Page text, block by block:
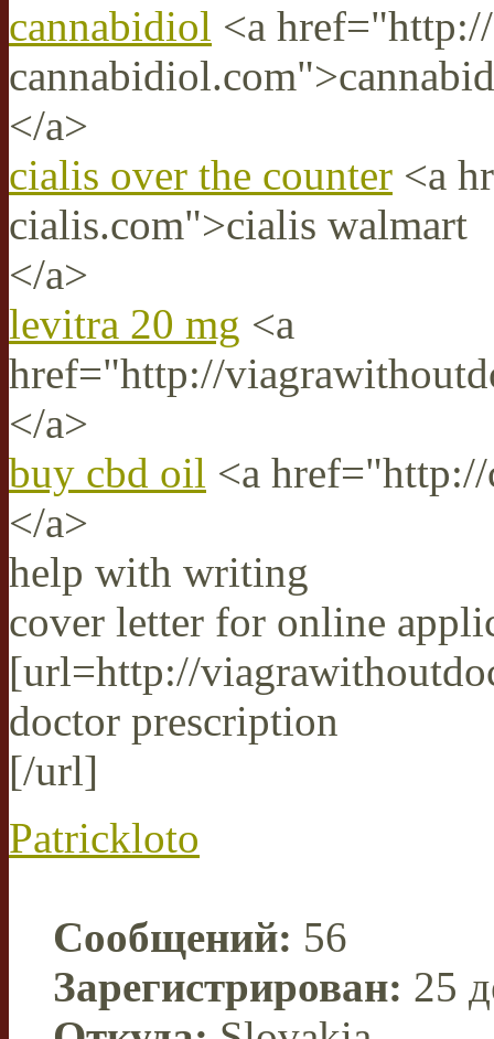
cannabidiol <a
</a>
cialis over the counter <a
cialis.com">cialis walmart
</a>
levitra 20 mg <a
href="http://
</a>
buy cbd oil <a
</a>
help with writing
cover letter for online
[url=http://
doctor prescription
[/url]
Patrickloto
Сообщений: 56
Зарегистрирован: 25